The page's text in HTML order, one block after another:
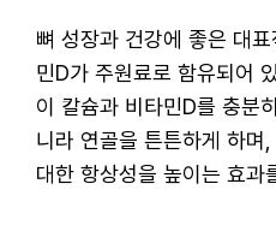
뼈 성장과 건강에 좋은 대
민D가 주원료로 함유되어
이 칼슘과 비타민D를 충분
니라 연골을 튼튼하게 하며
대한 항상성을 높이는 효과